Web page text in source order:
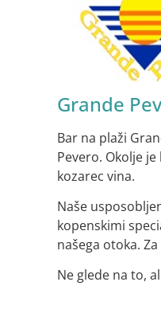
Grande
Bar na plaži
Pevero. Okolje
kozarec vina.
Naše
kopenskimi
našega otoka.
Ne glede na to,